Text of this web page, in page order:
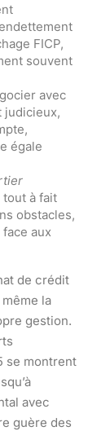
FICP,
souvent
avec
judicieux,
égale
à fait
obstacles,
aux
de crédit
la
gestion.
se montrent
avec
guère des